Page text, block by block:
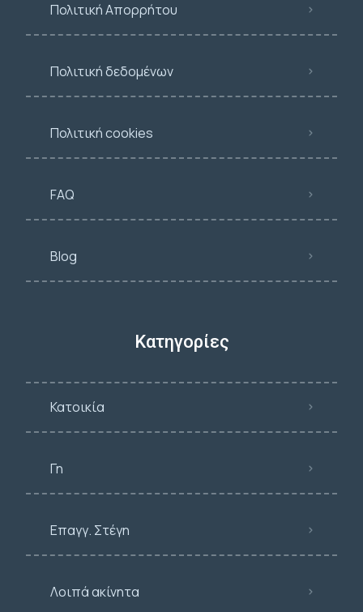
Πολιτική Απορρήτου
Πολιτική δεδομένων
Πολιτική cookies
FAQ
Blog
Κατηγορίες
Κατοικία
Γη
Επαγγ. Στέγη
Λοιπά ακίνητα